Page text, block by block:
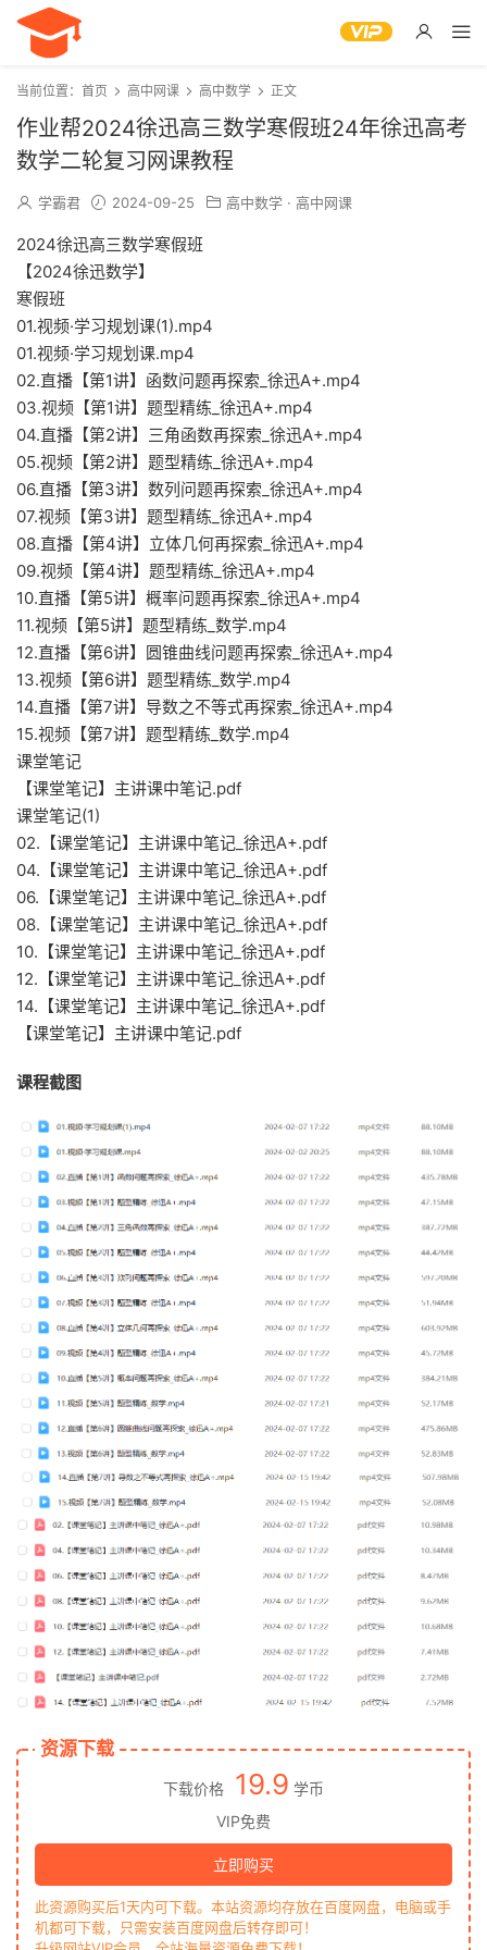
当前位置： 首页 高中网课 高中数学 正文
作业帮2024徐迅高三数学寒假班24年徐迅高考
数学二轮复习网课教程
学霸君 2024-09-25 高中数学 · 高中网课
2024徐迅高三数学寒假班
【2024徐迅数学】
寒假班
01.视频·学习规划课(1).mp4
01.视频·学习规划课.mp4
02.直播【第1讲】函数问题再探索_徐迅A+.mp4
03.视频【第1讲】题型精练_徐迅A+.mp4
04.直播【第2讲】三角函数再探索_徐迅A+.mp4
05.视频【第2讲】题型精练_徐迅A+.mp4
06.直播【第3讲】数列问题再探索_徐迅A+.mp4
07.视频【第3讲】题型精练_徐迅A+.mp4
08.直播【第4讲】立体几何再探索_徐迅A+.mp4
09.视频【第4讲】题型精练_徐迅A+.mp4
10.直播【第5讲】概率问题再探索_徐迅A+.mp4
11.视频【第5讲】题型精练_数学.mp4
12.直播【第6讲】圆锥曲线问题再探索_徐迅A+.mp4
13.视频【第6讲】题型精练_数学.mp4
14.直播【第7讲】导数之不等式再探索_徐迅A+.mp4
15.视频【第7讲】题型精练_数学.mp4
课堂笔记
【课堂笔记】主讲课中笔记.pdf
课堂笔记(1)
02.【课堂笔记】主讲课中笔记_徐迅A+.pdf
04.【课堂笔记】主讲课中笔记_徐迅A+.pdf
06.【课堂笔记】主讲课中笔记_徐迅A+.pdf
08.【课堂笔记】主讲课中笔记_徐迅A+.pdf
10.【课堂笔记】主讲课中笔记_徐迅A+.pdf
12.【课堂笔记】主讲课中笔记_徐迅A+.pdf
14.【课堂笔记】主讲课中笔记_徐迅A+.pdf
【课堂笔记】主讲课中笔记.pdf
课程截图
资源下载
下载价格 19.9 学币
VIP免费
立即购买
此资源购买后1天内可下载。本站资源均存放在百度网盘，电脑或手
机都可下载，只需安装百度网盘后转存即可！